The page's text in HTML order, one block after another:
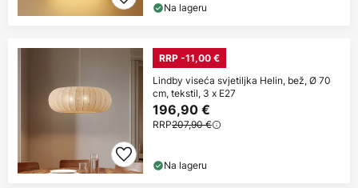
Na lageru
RRP -11,00 €
Lindby viseća svjetiljka Helin, bež, Ø 70
cm, tekstil, 3 x E27
196,90 €
RRP207,90 €
Na lageru